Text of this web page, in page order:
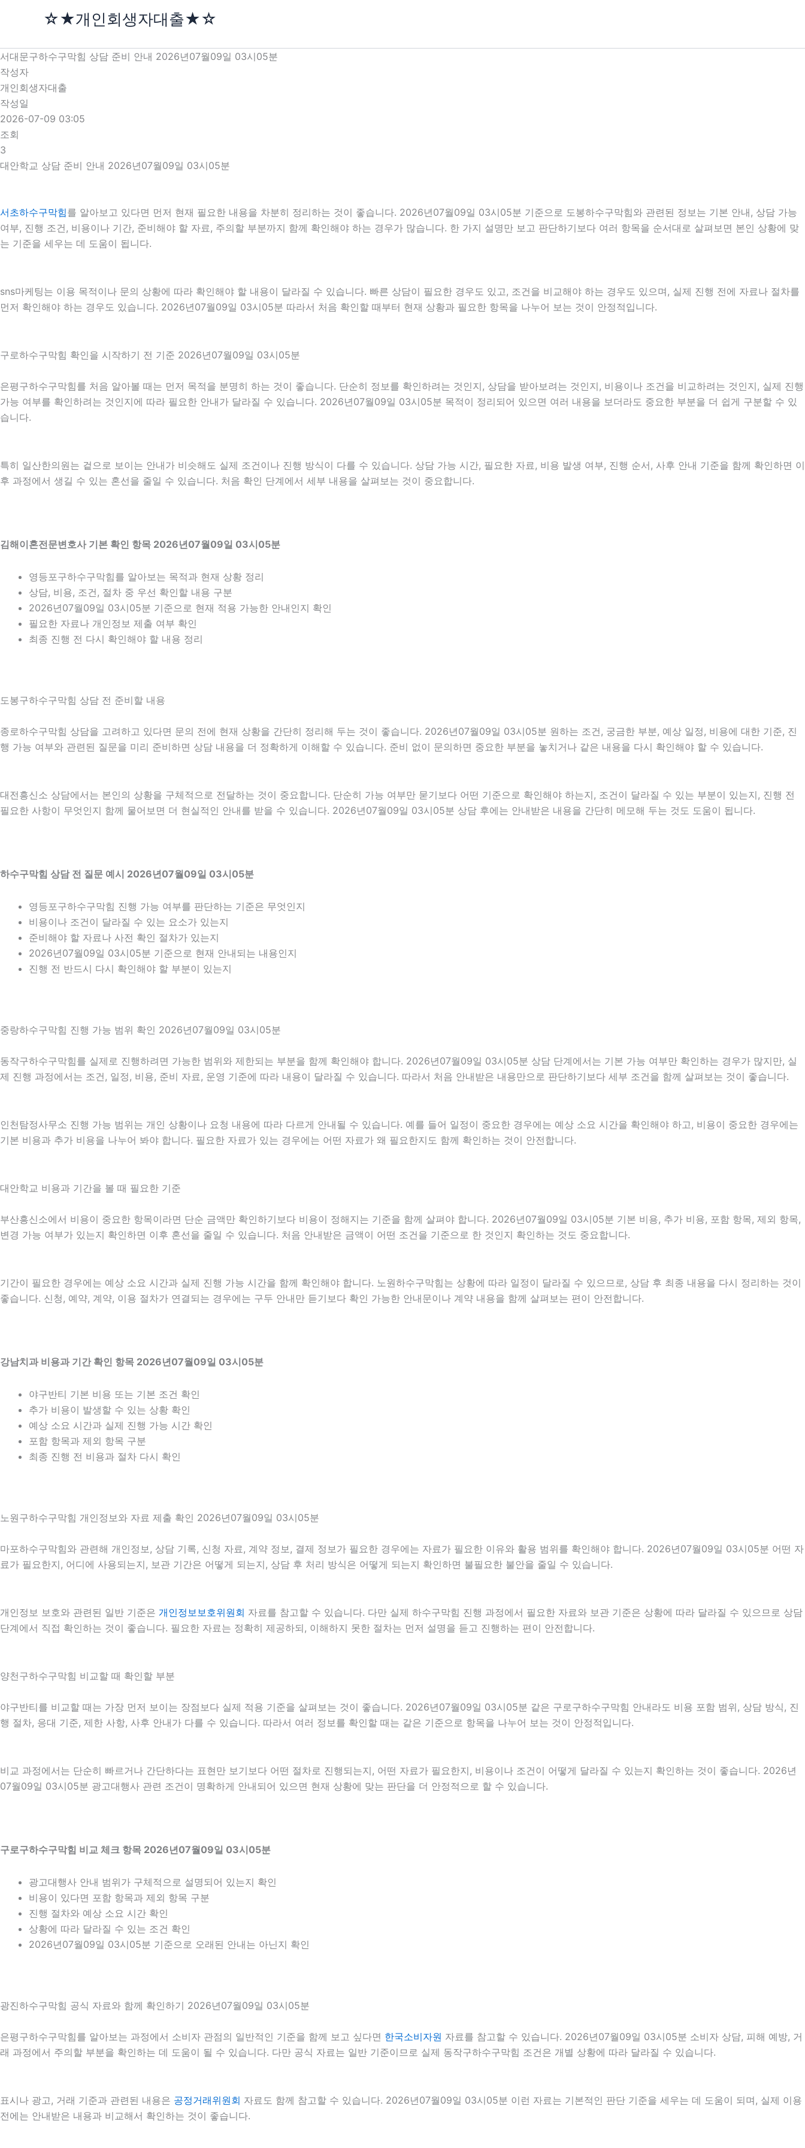
로
건
너
뛰
기
☆★개인회생자대출★☆
서대문구하수구막힘 상담 준비 안내 2026년07월09일 03시05분
작성자
개인회생자대출
작성일
2026-07-09 03:05
조회
3
대안학교 상담 준비 안내 2026년07월09일 03시05분
서초하수구막힘를 알아보고 있다면 먼저 현재 필요한 내용을 차분히 정리하는 것이 좋습니다. 2026년07월09일 03시05분 기준으로 도봉하수구막힘와 관련된 정보는 기본 안내, 상담 가능
여부, 진행 조건, 비용이나 기간, 준비해야 할 자료, 주의할 부분까지 함께 확인해야 하는 경우가 많습니다. 한 가지 설명만 보고 판단하기보다 여러 항목을 순서대로 살펴보면 본인 상황에 맞
는 기준을 세우는 데 도움이 됩니다.
sns마케팅는 이용 목적이나 문의 상황에 따라 확인해야 할 내용이 달라질 수 있습니다. 빠른 상담이 필요한 경우도 있고, 조건을 비교해야 하는 경우도 있으며, 실제 진행 전에 자료나 절차를
먼저 확인해야 하는 경우도 있습니다. 2026년07월09일 03시05분 따라서 처음 확인할 때부터 현재 상황과 필요한 항목을 나누어 보는 것이 안정적입니다.
구로하수구막힘 확인을 시작하기 전 기준 2026년07월09일 03시05분
은평구하수구막힘를 처음 알아볼 때는 먼저 목적을 분명히 하는 것이 좋습니다. 단순히 정보를 확인하려는 것인지, 상담을 받아보려는 것인지, 비용이나 조건을 비교하려는 것인지, 실제 진행
가능 여부를 확인하려는 것인지에 따라 필요한 안내가 달라질 수 있습니다. 2026년07월09일 03시05분 목적이 정리되어 있으면 여러 내용을 보더라도 중요한 부분을 더 쉽게 구분할 수 있
습니다.
특히 일산한의원는 겉으로 보이는 안내가 비슷해도 실제 조건이나 진행 방식이 다를 수 있습니다. 상담 가능 시간, 필요한 자료, 비용 발생 여부, 진행 순서, 사후 안내 기준을 함께 확인하면 이
후 과정에서 생길 수 있는 혼선을 줄일 수 있습니다. 처음 확인 단계에서 세부 내용을 살펴보는 것이 중요합니다.
김해이혼전문변호사 기본 확인 항목 2026년07월09일 03시05분
영등포구하수구막힘를 알아보는 목적과 현재 상황 정리
상담, 비용, 조건, 절차 중 우선 확인할 내용 구분
2026년07월09일 03시05분 기준으로 현재 적용 가능한 안내인지 확인
필요한 자료나 개인정보 제출 여부 확인
최종 진행 전 다시 확인해야 할 내용 정리
도봉구하수구막힘 상담 전 준비할 내용
종로하수구막힘 상담을 고려하고 있다면 문의 전에 현재 상황을 간단히 정리해 두는 것이 좋습니다. 2026년07월09일 03시05분 원하는 조건, 궁금한 부분, 예상 일정, 비용에 대한 기준, 진
행 가능 여부와 관련된 질문을 미리 준비하면 상담 내용을 더 정확하게 이해할 수 있습니다. 준비 없이 문의하면 중요한 부분을 놓치거나 같은 내용을 다시 확인해야 할 수 있습니다.
대전흥신소 상담에서는 본인의 상황을 구체적으로 전달하는 것이 중요합니다. 단순히 가능 여부만 묻기보다 어떤 기준으로 확인해야 하는지, 조건이 달라질 수 있는 부분이 있는지, 진행 전
필요한 사항이 무엇인지 함께 물어보면 더 현실적인 안내를 받을 수 있습니다. 2026년07월09일 03시05분 상담 후에는 안내받은 내용을 간단히 메모해 두는 것도 도움이 됩니다.
하수구막힘 상담 전 질문 예시 2026년07월09일 03시05분
영등포구하수구막힘 진행 가능 여부를 판단하는 기준은 무엇인지
비용이나 조건이 달라질 수 있는 요소가 있는지
준비해야 할 자료나 사전 확인 절차가 있는지
2026년07월09일 03시05분 기준으로 현재 안내되는 내용인지
진행 전 반드시 다시 확인해야 할 부분이 있는지
중랑하수구막힘 진행 가능 범위 확인 2026년07월09일 03시05분
동작구하수구막힘를 실제로 진행하려면 가능한 범위와 제한되는 부분을 함께 확인해야 합니다. 2026년07월09일 03시05분 상담 단계에서는 기본 가능 여부만 확인하는 경우가 많지만, 실
제 진행 과정에서는 조건, 일정, 비용, 준비 자료, 운영 기준에 따라 내용이 달라질 수 있습니다. 따라서 처음 안내받은 내용만으로 판단하기보다 세부 조건을 함께 살펴보는 것이 좋습니다.
인천탐정사무소 진행 가능 범위는 개인 상황이나 요청 내용에 따라 다르게 안내될 수 있습니다. 예를 들어 일정이 중요한 경우에는 예상 소요 시간을 확인해야 하고, 비용이 중요한 경우에는
기본 비용과 추가 비용을 나누어 봐야 합니다. 필요한 자료가 있는 경우에는 어떤 자료가 왜 필요한지도 함께 확인하는 것이 안전합니다.
대안학교 비용과 기간을 볼 때 필요한 기준
부산흥신소에서 비용이 중요한 항목이라면 단순 금액만 확인하기보다 비용이 정해지는 기준을 함께 살펴야 합니다. 2026년07월09일 03시05분 기본 비용, 추가 비용, 포함 항목, 제외 항목,
변경 가능 여부가 있는지 확인하면 이후 혼선을 줄일 수 있습니다. 처음 안내받은 금액이 어떤 조건을 기준으로 한 것인지 확인하는 것도 중요합니다.
기간이 필요한 경우에는 예상 소요 시간과 실제 진행 가능 시간을 함께 확인해야 합니다. 노원하수구막힘는 상황에 따라 일정이 달라질 수 있으므로, 상담 후 최종 내용을 다시 정리하는 것이
좋습니다. 신청, 예약, 계약, 이용 절차가 연결되는 경우에는 구두 안내만 듣기보다 확인 가능한 안내문이나 계약 내용을 함께 살펴보는 편이 안전합니다.
강남치과 비용과 기간 확인 항목 2026년07월09일 03시05분
야구반티 기본 비용 또는 기본 조건 확인
추가 비용이 발생할 수 있는 상황 확인
예상 소요 시간과 실제 진행 가능 시간 확인
포함 항목과 제외 항목 구분
최종 진행 전 비용과 절차 다시 확인
노원구하수구막힘 개인정보와 자료 제출 확인 2026년07월09일 03시05분
마포하수구막힘와 관련해 개인정보, 상담 기록, 신청 자료, 계약 정보, 결제 정보가 필요한 경우에는 자료가 필요한 이유와 활용 범위를 확인해야 합니다. 2026년07월09일 03시05분 어떤 자
료가 필요한지, 어디에 사용되는지, 보관 기간은 어떻게 되는지, 상담 후 처리 방식은 어떻게 되는지 확인하면 불필요한 불안을 줄일 수 있습니다.
개인정보 보호와 관련된 일반 기준은 개인정보보호위원회 자료를 참고할 수 있습니다. 다만 실제 하수구막힘 진행 과정에서 필요한 자료와 보관 기준은 상황에 따라 달라질 수 있으므로 상담
단계에서 직접 확인하는 것이 좋습니다. 필요한 자료는 정확히 제공하되, 이해하지 못한 절차는 먼저 설명을 듣고 진행하는 편이 안전합니다.
양천구하수구막힘 비교할 때 확인할 부분
야구반티를 비교할 때는 가장 먼저 보이는 장점보다 실제 적용 기준을 살펴보는 것이 좋습니다. 2026년07월09일 03시05분 같은 구로구하수구막힘 안내라도 비용 포함 범위, 상담 방식, 진
행 절차, 응대 기준, 제한 사항, 사후 안내가 다를 수 있습니다. 따라서 여러 정보를 확인할 때는 같은 기준으로 항목을 나누어 보는 것이 안정적입니다.
비교 과정에서는 단순히 빠르거나 간단하다는 표현만 보기보다 어떤 절차로 진행되는지, 어떤 자료가 필요한지, 비용이나 조건이 어떻게 달라질 수 있는지 확인하는 것이 좋습니다. 2026년
07월09일 03시05분 광고대행사 관련 조건이 명확하게 안내되어 있으면 현재 상황에 맞는 판단을 더 안정적으로 할 수 있습니다.
구로구하수구막힘 비교 체크 항목 2026년07월09일 03시05분
광고대행사 안내 범위가 구체적으로 설명되어 있는지 확인
비용이 있다면 포함 항목과 제외 항목 구분
진행 절차와 예상 소요 시간 확인
상황에 따라 달라질 수 있는 조건 확인
2026년07월09일 03시05분 기준으로 오래된 안내는 아닌지 확인
광진하수구막힘 공식 자료와 함께 확인하기 2026년07월09일 03시05분
은평구하수구막힘를 알아보는 과정에서 소비자 관점의 일반적인 기준을 함께 보고 싶다면 한국소비자원 자료를 참고할 수 있습니다. 2026년07월09일 03시05분 소비자 상담, 피해 예방, 거
래 과정에서 주의할 부분을 확인하는 데 도움이 될 수 있습니다. 다만 공식 자료는 일반 기준이므로 실제 동작구하수구막힘 조건은 개별 상황에 따라 달라질 수 있습니다.
표시나 광고, 거래 기준과 관련된 내용은 공정거래위원회 자료도 함께 참고할 수 있습니다. 2026년07월09일 03시05분 이런 자료는 기본적인 판단 기준을 세우는 데 도움이 되며, 실제 이용
전에는 안내받은 내용과 비교해서 확인하는 것이 좋습니다.